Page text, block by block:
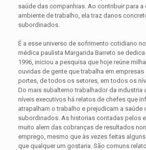
saúde das companhias. Ao contribuir para
ambiente de trabalho, ela traz danos
subordinados.
É a esse universo de sofrimento cotidiano
médica paulista Margarida Barreto se dedica
1996, iniciou a pesquisa que hoje reúne
ouvidas de gente que trabalha em
portes, de todos os setores, em todos os
Do mais subalterno trabalhador da industria
níveis executivos há relatos de chefes que
atrapalham o trabalho e prejudicam a saúde
subordinados. As historias contadas pelos
muito alem das cobranças de resultados
emprego, mesmo que às vezes feitas
que qualquer um gostaria. São comuns